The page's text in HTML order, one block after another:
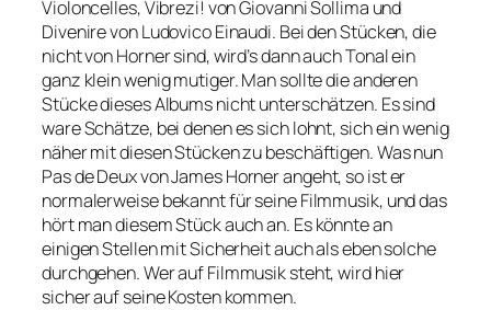
Violoncelles, Vibrezi! von Giovanni Sollima und
Divenire von Ludovico Einaudi. Bei den Stücken, die
nicht von Horner sind, wird’s dann auch Tonal ein
ganz klein wenig mutiger. Man sollte die anderen
Stücke dieses Albums nicht unterschätzen. Es sind
ware Schätze, bei denen es sich lohnt, sich ein wenig
näher mit diesen Stücken zu beschäftigen. Was nun
Pas de Deux von James Horner angeht, so ist er
normalerweise bekannt für seine Filmmusik, und das
hört man diesem Stück auch an. Es könnte an
einigen Stellen mit Sicherheit auch als eben solche
durchgehen. Wer auf Filmmusik steht, wird hier
sicher auf seine Kosten kommen.